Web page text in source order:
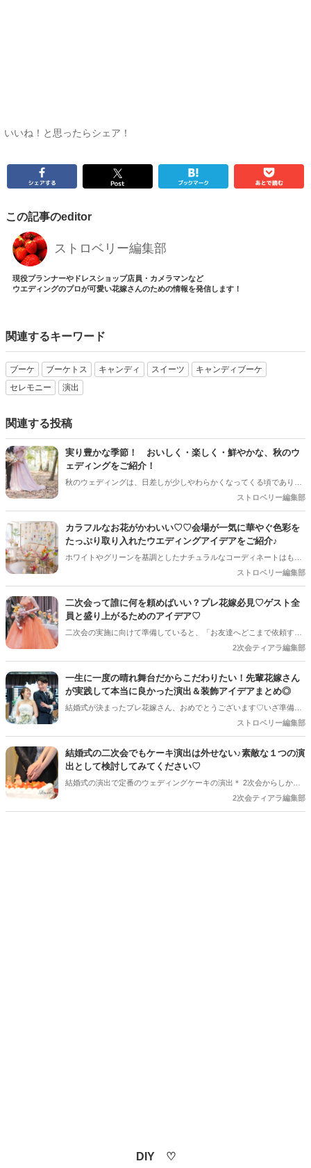
いいね！と思ったらシェア！
この記事のeditor
ストロベリー編集部
現役プランナーやドレスショップ店員・カメラマンなど
ウエディングのプロが可愛い花嫁さんのための情報を発信します！
関連するキーワード
ブーケ ブーケトス キャンディ スイーツ
キャンディブーケ
セレモニー
演出
関連する投稿
実り豊かな季節！ おいしく・楽しく・鮮やかな、秋のウ
ェディングをご紹介！
秋のウェディングは、日差しが少しやわらかくなってくる頃であり、
色々なことへの行動的がみなぎってくる季節。同時に、おいしいもの
クして準備を進めましょう♪
ストロベリー編集部
カラフルなお花がかわいい♡♡会場が一気に華やぐ色彩を
たっぷり取り入れたウエディングアイデアをご紹介♪
ホワイトやグリーンを基調としたナチュラルなコーディネートはもち
ろん素敵ですが、最近はピンクやオレンジ、ブルー、イエローなど、
とりどりのお花を取り入れるだけで、会場全体が明るく華やかな印象
になり、 おふたりらしい世界観を演出できるのもカラフルフラワーの
魅力♡今回は、装花やブーケなどのアイデアをご紹介します♪
ストロベリー編集部
二次会って誰に何を頼めばいい？プレ花嫁必見♡ゲスト全
員と盛り上がるためのアイデア♡
二次会の実施に向けて準備していると、「お友達へどこまで依頼する
のか」と悩まれている花嫁さんを多く見かけます◎ 「二次会の幹事を
している…！」など考えていると、誰に何を依頼すればいいのだろ
う・・・！ と結婚式準備にあわせてまたまた悩みが増えてしまうもの
です＊
2次会ティアラ編集部
一生に一度の晴れ舞台だからこだわりたい！先輩花嫁さん
が実践して本当に良かった演出＆装飾アイデアまとめ◎
結婚式が決まったプレ花嫁さん、おめでとうございます♡いざ準備を
始めると、「何から手をつければいいの？」「他の人はどんなことを
りますよね。SNSで素敵な写真を見れば見るほど、「あれもこれもや
りたい！」と夢が膨らむ一方、「予算や準備時間を考えると、どこに
注力すべき？」という悩みも尽きないもの。 そこで今回は、数多くの
素敵な結婚式を見届けてきた編集部が、卒花嫁さんに聞いた「やって
よかった！」と心から思える演出と装飾のアイデアを厳選してご紹介
します。ぜひ、これからの準備の参考にしてくださいね！
ストロベリー編集部
結婚式の二次会でもケーキ演出は外せない♪素敵な１つの演
出として検討してみてください♡
結婚式の演出で定番のウェディングケーキの演出＊ 2次会からしかお
越し頂けないご友人様に向けて、2次会でもしっかり「ケーキ入刀」
2次会ティアラ編集部
DIY ♡